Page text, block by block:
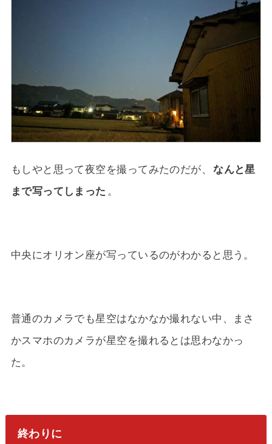
もしやと思って夜空を撮ってみたのだが、 なんと星
まで写ってしまった 。
中央にオリオン座が写っているのがわかると思う。
普通のカメラでも星空はなかなか撮れない中、まさ
かスマホのカメラが星空を撮れるとは思わなかっ
た。
終わりに